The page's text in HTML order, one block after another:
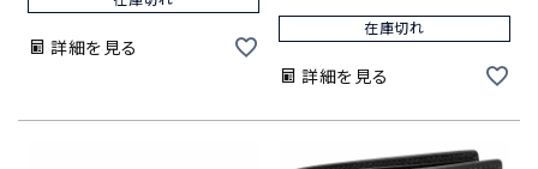
詳細を見る
在庫切れ
詳細を見る